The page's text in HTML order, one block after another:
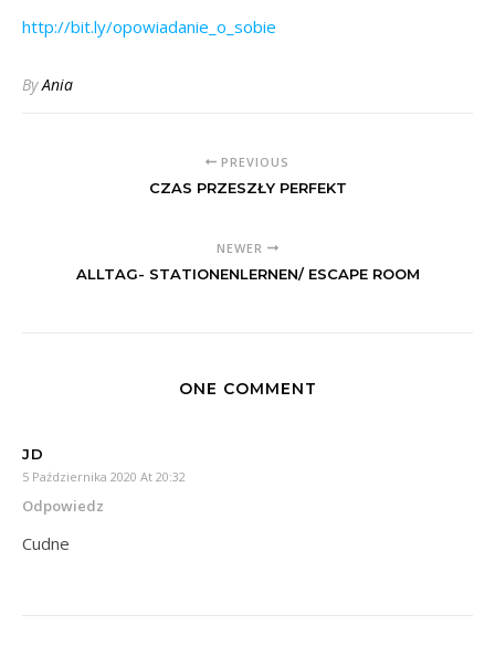
http://bit.ly/opowiadanie_o_sobie
ByAnia
PREVIOUS
CZAS PRZESZŁY PERFEKT
NEWER
ALLTAG- STATIONENLERNEN/ ESCAPE ROOM
ONE COMMENT
JD
5 Października 2020 At 20:32
Odpowiedz
Cudne